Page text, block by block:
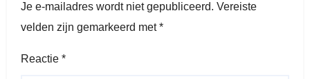
Je e-mailadres wordt niet gepubliceerd. Vereiste
velden zijn gemarkeerd met*
Reactie *